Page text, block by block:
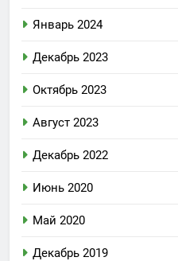
Январь 2024
Декабрь 2023
Октябрь 2023
Август 2023
Декабрь 2022
Июнь 2020
Май 2020
Декабрь 2019